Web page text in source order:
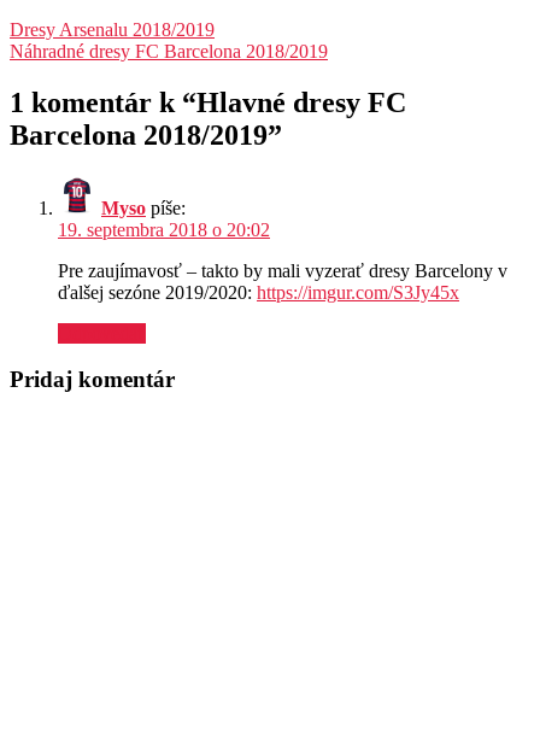
Navigácia
v
článku
Dresy Arsenalu 2018/2019
Náhradné dresy FC Barcelona 2018/2019
1 komentár k “Hlavné dresy FC
Barcelona 2018/2019”
Myso píše:
19. septembra 2018 o 20:02
Pre zaujímavosť – takto by mali vyzerať dresy Barcelony v
ďalšej sezóne 2019/2020: https://imgur.com/S3Jy45x
Pridaj komentár